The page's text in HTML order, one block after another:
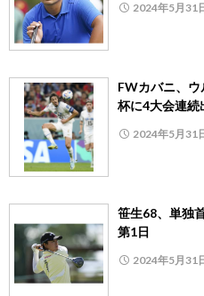
2024年5月31
FWカバニ、
杯に4大会連続
2024年5月31
笹生68、単独
第1日
2024年5月31